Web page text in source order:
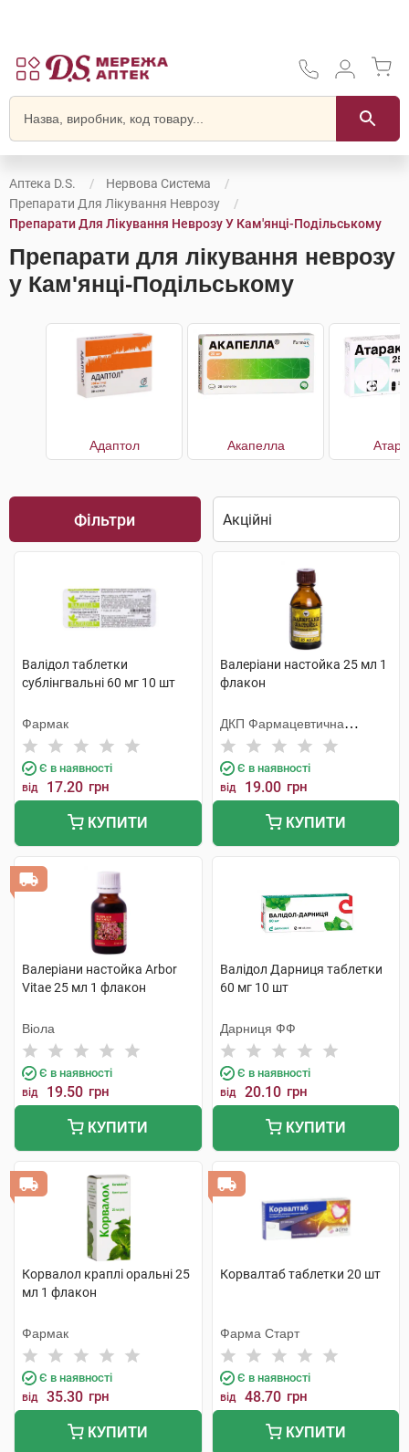
Аптека D.S.
Нервова Система
Препарати Для Лікування Неврозу
Препарати Для Лікування Неврозу У Кам'янці-Подільському
Препарати для лікування неврозу
у Кам'янці-Подільському
Адаптол Акапелла
Фільтри
Валідол таблетки
сублінгвальні 60 мг 10 шт
Фармак
Є в наявності
від 17.20 грн
КУПИТИ
Валеріани настойка 25 мл 1
флакон
ДКП Фармацевтична
фабрика
Є в наявності
від 19.00 грн
КУПИТИ
Валеріани настойка Arbor
Vitae 25 мл 1 флакон
Віола
Є в наявності
від 19.50 грн
КУПИТИ
Валідол Дарниця таблетки
60 мг 10 шт
Дарниця ФФ
Є в наявності
від 20.10 грн
КУПИТИ
Корвалол краплі оральні 25
мл 1 флакон
Фармак
Є в наявності
від 35.30 грн
КУПИТИ
Корвалтаб таблетки 20 шт
Фарма Старт
Є в наявності
від 48.70 грн
КУПИТИ